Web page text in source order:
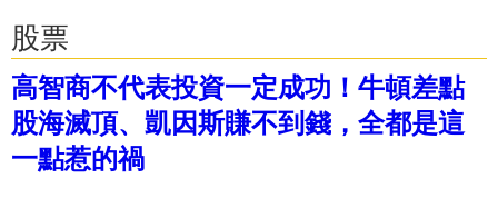
股票
高智商不代表投資一定成功！牛頓差點
股海滅頂、凱因斯賺不到錢，全都是這
一點惹的禍